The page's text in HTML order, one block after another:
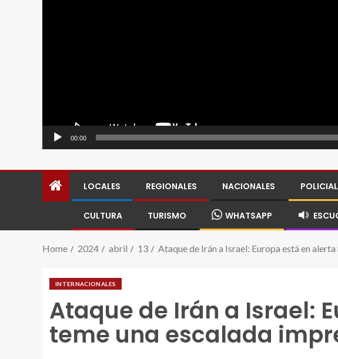
00:00
LOCALES REGIONALES NACIONALES
CULTURA TURISMO WHATSAPP
Home 2024 abril 13 Ataque de Irán a Israel: Europa está en
INTERNACIONALES
Ataque de Irán a Israel:
teme una escalada